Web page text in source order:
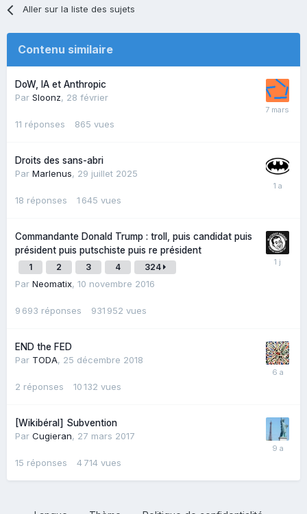
Aller sur la liste des sujets
Contenu similaire
DoW, IA et Anthropic
Par Sloonz, 28 février
11 réponses 865 vues
Droits des sans-abri
Par Marlenus, 29 juillet 2025
18 réponses 1 645 vues
Commandante Donald Trump : troll, puis candidat puis
président puis putschiste puis re président
1 2 3 4 324
Par Neomatix, 10 novembre 2016
9 693 réponses 931 952 vues
END the FED
Par TODA, 25 décembre 2018
2 réponses 10 132 vues
[Wikibéral] Subvention
Par Cugieran, 27 mars 2017
15 réponses 4 714 vues